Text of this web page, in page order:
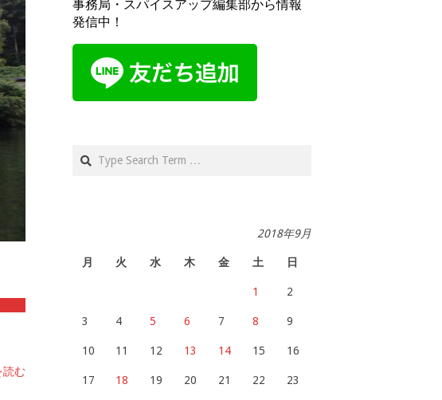
読む
事務局・スパイスアップ編集部から情報
発信中！
2018年9月
月 火 水 木 金 土 日
1 2
3 4 5 6 7 8 9
10 11 12 13 14 15 16
17 18 19 20 21 22 23